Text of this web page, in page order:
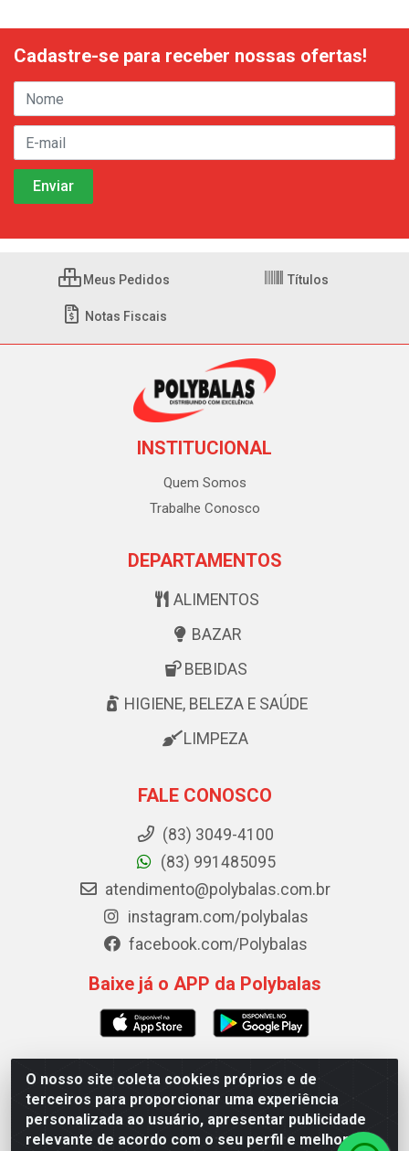
O nosso site coleta cookies próprios e de
terceiros para proporcionar uma experiência
personalizada ao usuário, apresentar publicidade
relevante de acordo com o seu perfil e melhorar a
Cadastre-se para receber nossas ofertas!
Meus Pedidos Títulos
Notas Fiscais
INSTITUCIONAL
Quem Somos
Trabalhe Conosco
DEPARTAMENTOS
ALIMENTOS
BAZAR
BEBIDAS
HIGIENE, BELEZA E SAÚDE
LIMPEZA
FALE CONOSCO
(83) 3049-4100
(83) 991485095
atendimento@polybalas.com.br
instagram.com/polybalas
facebook.com/Polybalas
Baixe já o APP da Polybalas
Polybalas - Rua João Miguel de Souza, 173 Galpão B -
Ernesto Geisel, João Pessoa/PB - CEP 58.075-075 - CNPJ
00.909.327/0002-61